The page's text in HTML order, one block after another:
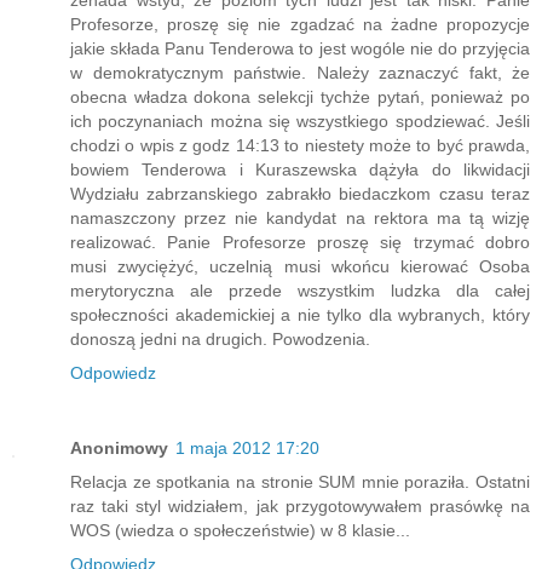
Profesorze, proszę się nie zgadzać na żadne propozycje
jakie składa Panu Tenderowa to jest wogóle nie do przyjęcia
w demokratycznym państwie. Należy zaznaczyć fakt, że
obecna władza dokona selekcji tychże pytań, ponieważ po
ich poczynaniach można się wszystkiego spodziewać. Jeśli
chodzi o wpis z godz 14:13 to niestety może to być prawda,
bowiem Tenderowa i Kuraszewska dążyła do likwidacji
Wydziału zabrzanskiego zabrakło biedaczkom czasu teraz
namaszczony przez nie kandydat na rektora ma tą wizję
realizować. Panie Profesorze proszę się trzymać dobro
musi zwyciężyć, uczelnią musi wkońcu kierować Osoba
merytoryczna ale przede wszystkim ludzka dla całej
społeczności akademickiej a nie tylko dla wybranych, który
donoszą jedni na drugich. Powodzenia.
Odpowiedz
Anonimowy 1 maja 2012 17:20
Relacja ze spotkania na stronie SUM mnie poraziła. Ostatni
raz taki styl widziałem, jak przygotowywałem prasówkę na
WOS (wiedza o społeczeństwie) w 8 klasie...
Odpowiedz